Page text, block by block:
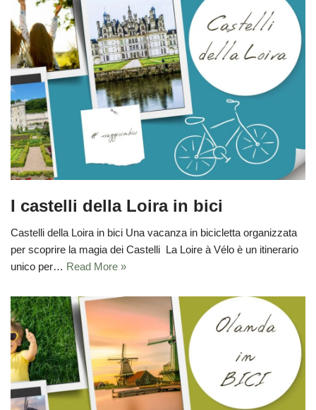
I castelli della Loira in bici
Castelli della Loira in bici Una vacanza in bicicletta organizzata
per scoprire la magia dei Castelli La Loire à Vélo è un itinerario
unico per… Read More »